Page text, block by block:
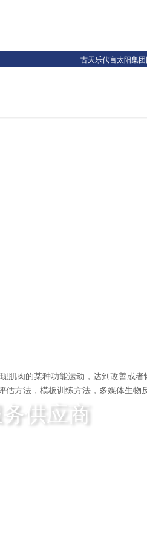
古天乐代言太阳集团
供应商
肉的某种功能运动，达到改善或者
方法，模板训练方法，多媒体生物